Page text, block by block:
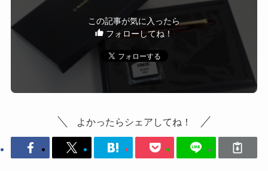
この記事が気に入ったら
フォローしてね！
よかったらシェアしてね！